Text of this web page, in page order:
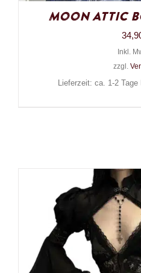
Moon Attic
Inkl.
zzgl.
Lieferzeit: ca. 1-2